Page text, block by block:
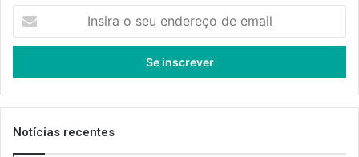
seu
de
email
Notícias recentes